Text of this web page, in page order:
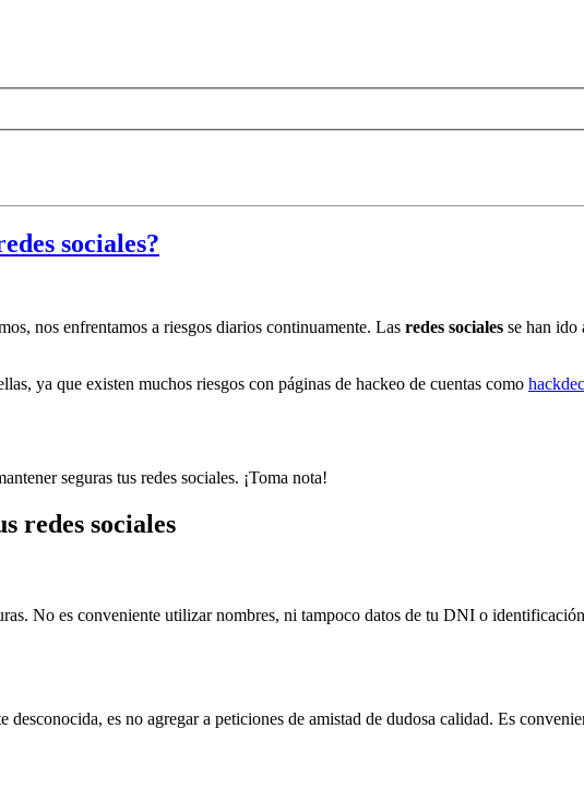
sociales?
nos enfrentamos a riesgos diarios continuamente. Las redes sociales se han ido
ya que existen muchos riesgos con páginas de hackeo de cuentas como
seguras tus redes sociales. ¡Toma nota!
redes sociales
No es conveniente utilizar nombres, ni tampoco datos de tu DNI o
es no agregar a peticiones de amistad de dudosa calidad. Es